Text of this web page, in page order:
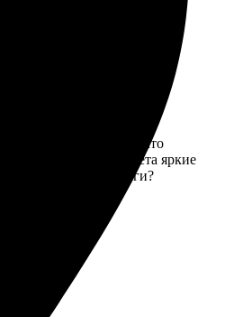
размеров огромный, что
отличное — цвета яркие
хочет сделать ориги?